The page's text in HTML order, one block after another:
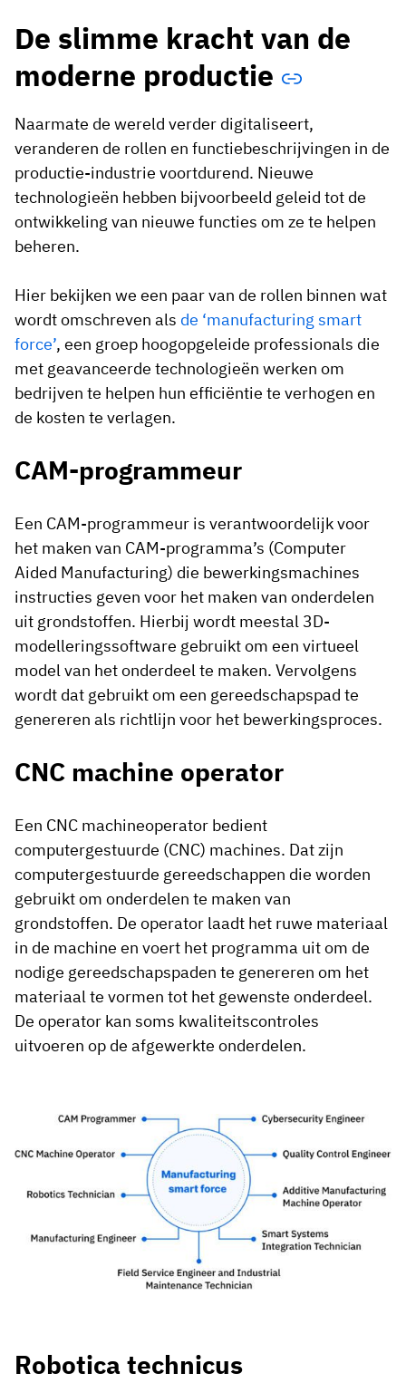
De slimme kracht van de
moderne productie
Naarmate de wereld verder digitaliseert,
veranderen de rollen en functiebeschrijvingen in de
productie-industrie voortdurend. Nieuwe
technologieën hebben bijvoorbeeld geleid tot de
ontwikkeling van nieuwe functies om ze te helpen
beheren.
Hier bekijken we een paar van de rollen binnen wat
wordt omschreven als de ‘manufacturing smart
force’, een groep hoogopgeleide professionals die
met geavanceerde technologieën werken om
bedrijven te helpen hun efficiëntie te verhogen en
de kosten te verlagen.
CAM-programmeur
Een CAM-programmeur is verantwoordelijk voor
het maken van CAM-programma’s (Computer
Aided Manufacturing) die bewerkingsmachines
instructies geven voor het maken van onderdelen
uit grondstoffen. Hierbij wordt meestal 3D-
modelleringssoftware gebruikt om een virtueel
model van het onderdeel te maken. Vervolgens
wordt dat gebruikt om een gereedschapspad te
genereren als richtlijn voor het bewerkingsproces.
CNC machine operator
Een CNC machineoperator bedient
computergestuurde (CNC) machines. Dat zijn
computergestuurde gereedschappen die worden
gebruikt om onderdelen te maken van
grondstoffen. De operator laadt het ruwe materiaal
in de machine en voert het programma uit om de
nodige gereedschapspaden te genereren om het
materiaal te vormen tot het gewenste onderdeel.
De operator kan soms kwaliteitscontroles
uitvoeren op de afgewerkte onderdelen.
Robotica technicus